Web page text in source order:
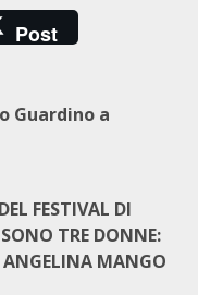
Post
Guardino a
FESTIVAL DI
TRE DONNE:
ANGELINA MANGO